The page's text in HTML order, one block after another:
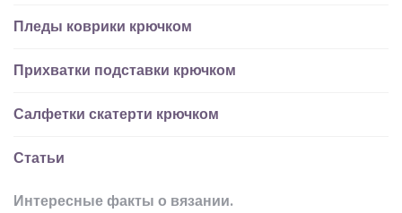
Пледы коврики крючком
Прихватки подставки крючком
Салфетки скатерти крючком
Статьи
Интересные факты о вязании.